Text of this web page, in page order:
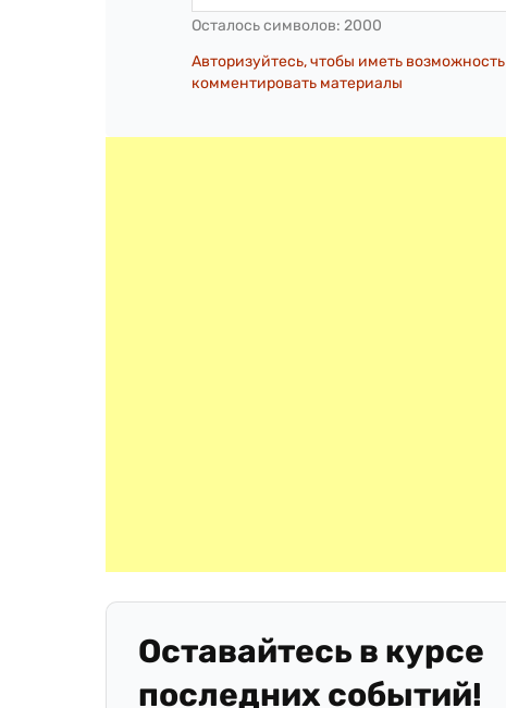
Осталось символов: 2000
Авторизуйтесь, чтобы иметь возможность
комментировать материалы
Оставайтесь в курсе
последних событий!